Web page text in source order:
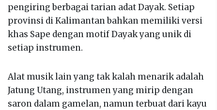
pengiring berbagai tarian adat Dayak. Setiap
provinsi di Kalimantan bahkan memiliki versi
khas Sape dengan motif Dayak yang unik di
setiap instrumen.
Alat musik lain yang tak kalah menarik adalah
Jatung Utang, instrumen yang mirip dengan
saron dalam gamelan, namun terbuat dari kayu